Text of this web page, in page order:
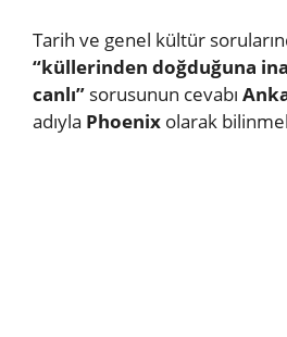
Tarih ve genel kültür
“küllerinden doğduğuna
canlı” sorusunun cevabı
adıyla Phoenix olarak